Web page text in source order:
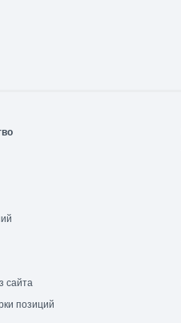
сайта
позиций